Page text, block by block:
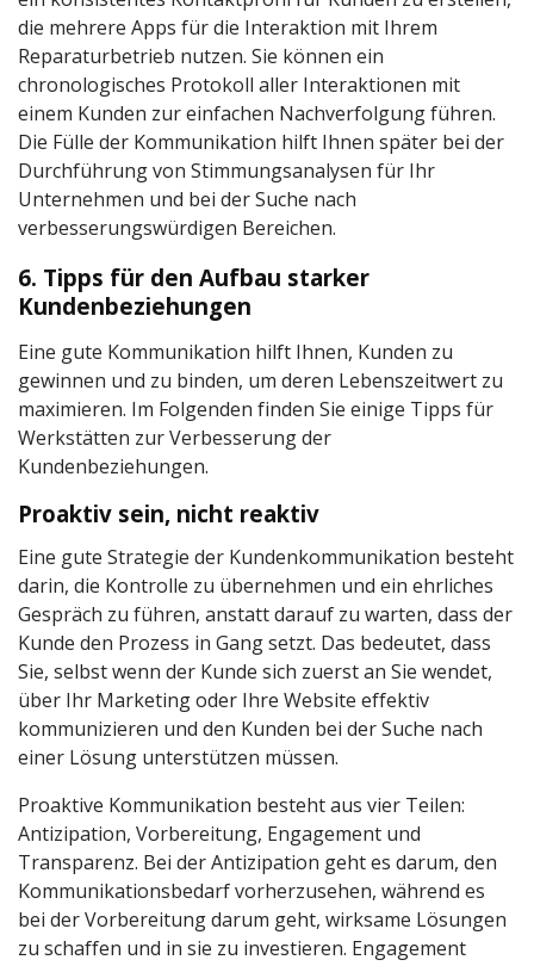
die mehrere Apps für die Interaktion mit Ihrem
Reparaturbetrieb nutzen. Sie können ein
chronologisches Protokoll aller Interaktionen mit
einem Kunden zur einfachen Nachverfolgung führen.
Die Fülle der Kommunikation hilft Ihnen später bei der
Durchführung von Stimmungsanalysen für Ihr
Unternehmen und bei der Suche nach
verbesserungswürdigen Bereichen.
6. Tipps für den Aufbau starker
Kundenbeziehungen
Eine gute Kommunikation hilft Ihnen, Kunden zu
gewinnen und zu binden, um deren Lebenszeitwert zu
maximieren. Im Folgenden finden Sie einige Tipps für
Werkstätten zur Verbesserung der
Kundenbeziehungen.
Proaktiv sein, nicht reaktiv
Eine gute Strategie der Kundenkommunikation besteht
darin, die Kontrolle zu übernehmen und ein ehrliches
Gespräch zu führen, anstatt darauf zu warten, dass der
Kunde den Prozess in Gang setzt. Das bedeutet, dass
Sie, selbst wenn der Kunde sich zuerst an Sie wendet,
über Ihr Marketing oder Ihre Website effektiv
kommunizieren und den Kunden bei der Suche nach
einer Lösung unterstützen müssen.
Proaktive Kommunikation besteht aus vier Teilen:
Antizipation, Vorbereitung, Engagement und
Transparenz. Bei der Antizipation geht es darum, den
Kommunikationsbedarf vorherzusehen, während es
bei der Vorbereitung darum geht, wirksame Lösungen
zu schaffen und in sie zu investieren. Engagement